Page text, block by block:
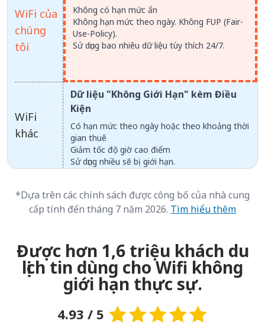
WiFi của
chúng
tôi
WiFi
khác
Không có hạn mức ẩn
Không hạn mức theo ngày. Không FUP (Fair-
Use-Policy).
Sử dụng bao nhiêu dữ liệu tùy thích 24/7.
Dữ liệu "Không Giới Hạn" kèm Điều
Kiện
Có hạn mức theo ngày hoặc theo khoảng thời
gian thuê
Giảm tốc độ giờ cao điểm
Sử dụng nhiều sẽ bị giới hạn.
*Dựa trên các chính sách được công bố của nhà cung
cấp tính đến tháng 7 năm 2026. Tìm hiểu thêm
Được hơn 1,6 triệu khách du
lịch tin dùng cho Wifi không
giới hạn thực sự.
4.93 / 5